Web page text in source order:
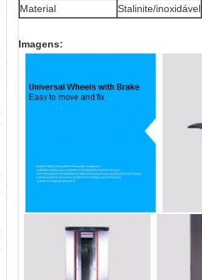
Material Stalinite/inoxidável
Imagens: